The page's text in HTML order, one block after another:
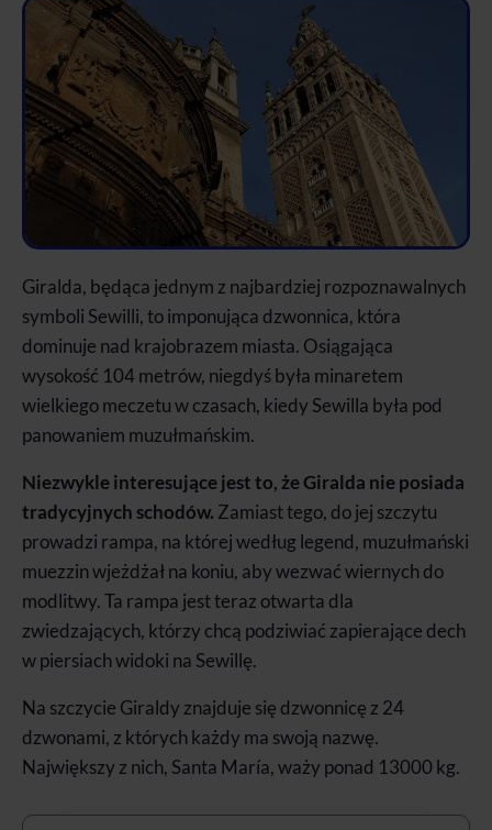
Giralda, będąca jednym z najbardziej rozpoznawalnych
symboli Sewilli, to imponująca dzwonnica, która
dominuje nad krajobrazem miasta. Osiągająca
wysokość 104 metrów, niegdyś była minaretem
wielkiego meczetu w czasach, kiedy Sewilla była pod
panowaniem muzułmańskim.
Niezwykle interesujące jest to, że Giralda nie posiada
tradycyjnych schodów. Zamiast tego, do jej szczytu
prowadzi rampa, na której według legend, muzułmański
muezzin wjeżdżał na koniu, aby wezwać wiernych do
modlitwy. Ta rampa jest teraz otwarta dla
zwiedzających, którzy chcą podziwiać zapierające dech
w piersiach widoki na Sewillę.
Na szczycie Giraldy znajduje się dzwonnicę z 24
dzwonami, z których każdy ma swoją nazwę.
Największy z nich, Santa María, waży ponad 13000 kg.